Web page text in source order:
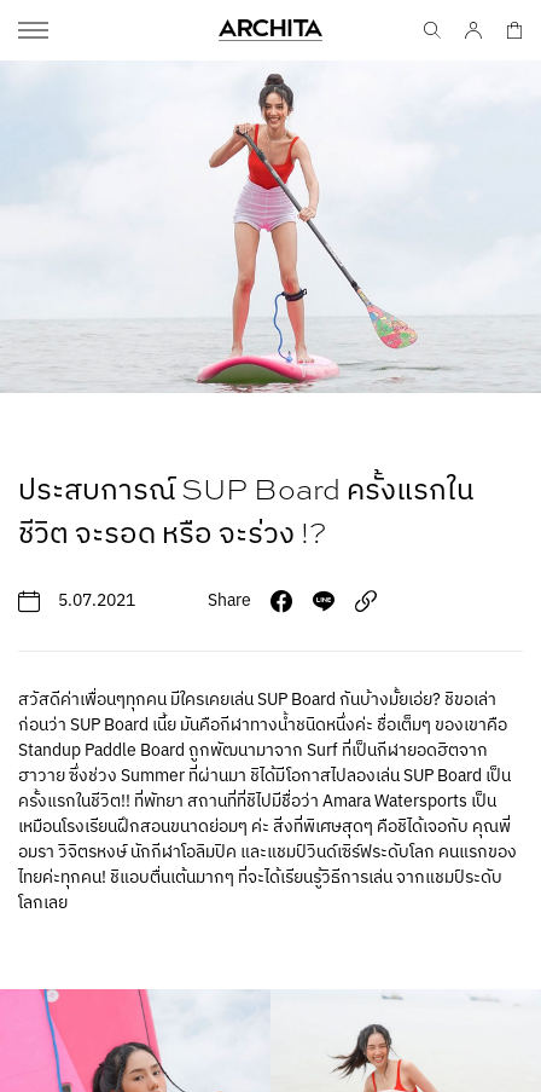
ประสบการณ์ SUP Board ครั้งแรกใน
ชีวิต จะรอด หรือ จะร่วง !?
5.07.2021 Share
สวัสดีค่าเพื่อนๆทุกคน มีใครเคยเล่น SUP Board กันบ้างมั้ยเอ่ย? ชิขอเล่า
ก่อนว่า SUP Board เนี้ย มันคือกีฬาทางน้ำชนิดหนึ่งค่ะ ชื่อเต็มๆ ของเขาคือ
Standup Paddle Board ถูกพัฒนามาจาก Surf ที่เป็นกีฬายอดฮิตจาก
ฮาวาย ซึ่งช่วง Summer ที่ผ่านมา ชิได้มีโอกาสไปลองเล่น SUP Board เป็น
ครั้งแรกในชีวิต!! ที่พัทยา สถานที่ที่ชิไปมีชื่อว่า Amara Watersports เป็น
เหมือนโรงเรียนฝึกสอนขนาดย่อมๆ ค่ะ สิ่งที่พิเศษสุดๆ คือชิได้เจอกับ คุณพี่
อมรา วิจิตรหงษ์ นักกีฬาโอลิมปิค และแชมป์วินด์เซิร์ฟระดับโลก คนแรกของ
ไทยค่ะทุกคน! ชิแอบตื่นเต้นมากๆ ที่จะได้เรียนรู้วิธีการเล่น จากแชมป์ระดับ
โลกเลย